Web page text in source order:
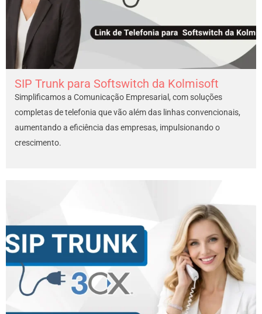
SIP Trunk para Softswitch da Kolmisoft
Simplificamos a Comunicação Empresarial, com soluções
completas de telefonia que vão além das linhas convencionais,
aumentando a eficiência das empresas, impulsionando o
crescimento.